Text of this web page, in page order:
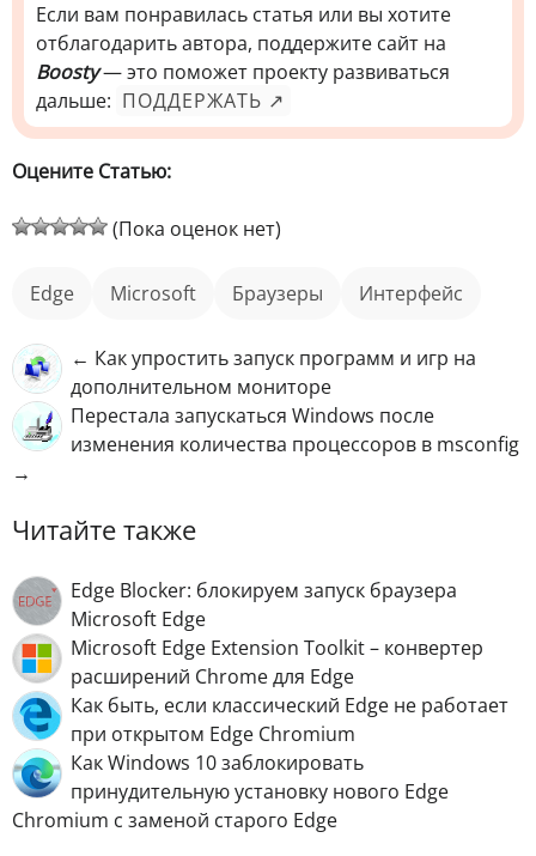
Если вам понравилась статья или вы хотите
отблагодарить автора, поддержите сайт на
Boosty— это поможет проекту развиваться
дальше: ПОДДЕРЖАТЬ ↗
Оцените Статью:
(Пока оценок нет)
Edge Microsoft Браузеры интерфейс
← Как упростить запуск программ и игр на
дополнительном мониторе
Перестала запускаться Windows после
изменения количества процессоров в msconfig
→
Читайте также
Edge Blocker: блокируем запуск браузера
Microsoft Edge
Microsoft Edge Extension Toolkit – конвертер
расширений Chrome для Edge
Как быть, если классический Edge не работает
при открытом Edge Chromium
Как Windows 10 заблокировать
принудительную установку нового Edge
Chromium с заменой старого Edge